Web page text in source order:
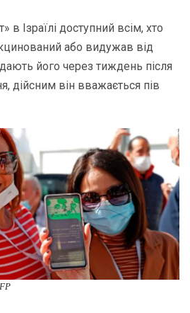
в Ізраїлі доступний всім, хто
або видужав від
його через тиждень після
дійсним він вважається пів